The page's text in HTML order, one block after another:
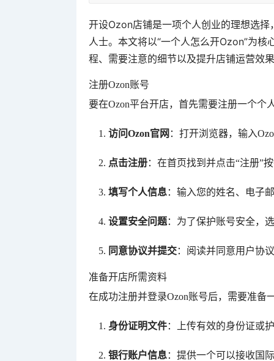
开设Ozon店铺是一项个人创业的理想选
人士。本文将以“一个人怎么开Ozon”为
程、需要注意的细节以及提升店铺运营效
注册Ozon账号
要在Ozon平台开店，首先需要注册一个个
访问Ozon官网 ：打开浏览器，输入
点击注册：在首页找到并点击“注册”
填写个人信息：输入您的姓名、电子
设置安全问题：为了保护账号安全，
同意协议并提交：阅读并同意用户协
准备开店所需资料
在成功注册并登录Ozon账号后，需要准备
身份证明文件：上传有效的身份证或
银行账户信息：提供一个可以接收国